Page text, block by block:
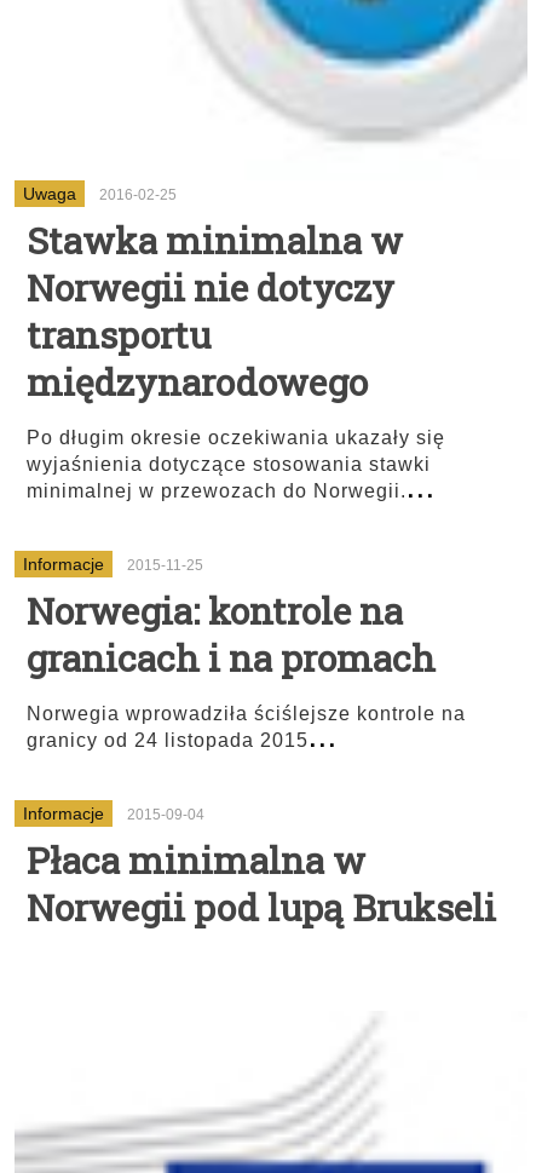
Uwaga 2016-02-25
Stawka minimalna w
Norwegii nie dotyczy
transportu
międzynarodowego
Po długim okresie oczekiwania ukazały się
wyjaśnienia dotyczące stosowania stawki
minimalnej w przewozach do Norwegii....
Informacje 2015-11-25
Norwegia: kontrole na
granicach i na promach
Norwegia wprowadziła ściślejsze kontrole na
granicy od 24 listopada 2015...
Informacje 2015-09-04
Płaca minimalna w
Norwegii pod lupą Brukseli